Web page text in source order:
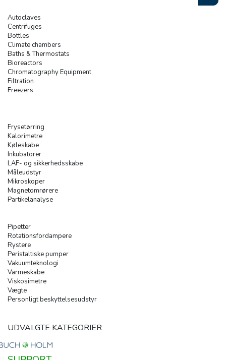
Autoclaves
Centrifuges
Bottles
Climate chambers
Baths & Thermostats
Bioreactors
Chromatography Equipment
Filtration
Freezers
Frysetørring
Kalorimetre
Køleskabe
Inkubatorer
LAF- og sikkerhedsskabe
Måleudstyr
Mikroskoper
Magnetomrørere
Partikelanalyse
Pipetter
Rotationsfordampere
Rystere
Peristaltiske pumper
Vakuumteknologi
Varmeskabe
Viskosimetre
Vægte
Personligt beskyttelsesudstyr
UDVALGTE KATEGORIER